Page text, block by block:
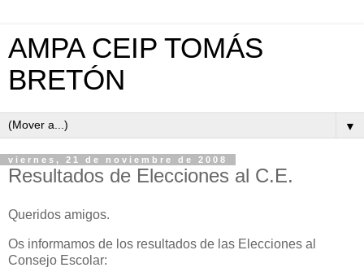
AMPA CEIP TOMÁS
BRETÓN
▼
viernes, 21 de noviembre de 2008
Resultados de Elecciones al C.E.
Queridos amigos.
Os informamos de los resultados de las Elecciones al
Consejo Escolar: